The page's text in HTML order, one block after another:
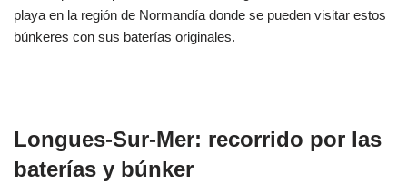
playa en la región de Normandía donde se pueden visitar estos
búnkeres con sus baterías originales.
Longues-Sur-Mer: recorrido por las
baterías y búnker